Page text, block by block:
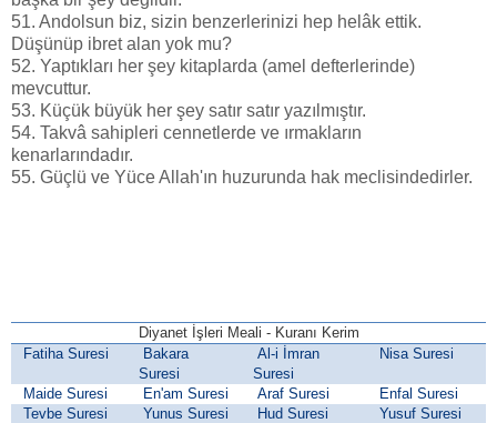
51. Andolsun biz, sizin benzerlerinizi hep helâk ettik.
Düşünüp ibret alan yok mu?
52. Yaptıkları her şey kitaplarda (amel defterlerinde)
mevcuttur.
53. Küçük büyük her şey satır satır yazılmıştır.
54. Takvâ sahipleri cennetlerde ve ırmakların
kenarlarındadır.
55. Güçlü ve Yüce Allah'ın huzurunda hak meclisindedirler.
Diyanet İşleri Meali - Kuranı Kerim
Fatiha Suresi
Bakara
Suresi
Al-i İmran
Suresi
Nisa Suresi
Maide Suresi En'am Suresi Araf Suresi
Enfal Suresi
Tevbe Suresi
Yunus Suresi Hud Suresi
Yusuf Suresi